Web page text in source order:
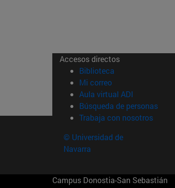
Accesos directos
Biblioteca (abre en nueva
Mi correo(abre en nueva
Aula virtual ADI (abre en
Búsqueda de personas
Trabaja con nosotros(abre
© Universidad de
Navarra
Campus Donostia-San Sebastián